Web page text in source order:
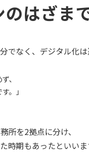
はざま
でなく、デジタル化は
、
。」
所を2拠点に分け、
時期もあったといいま